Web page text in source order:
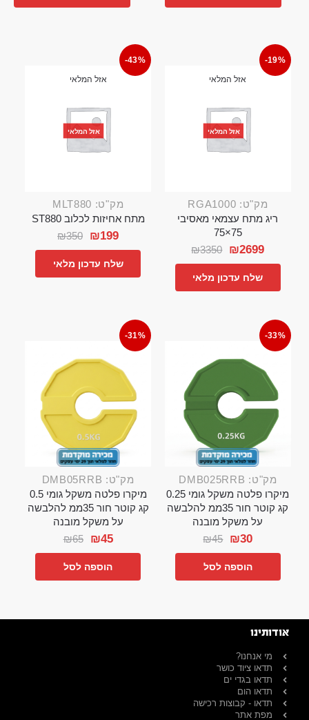
-19%
אזל המלאי
אזל המלאי
מק"ט: RGA1000
ריג מתח עצמאי מאסיבי
75×75
₪3350 ₪2699
שלח עדכון מלאי
-43%
אזל המלאי
אזל המלאי
מק"ט: MLT880
מתח אחיזות לכלוב ST880
₪350 ₪199
שלח עדכון מלאי
-33%
מק"ט: DMB025RRB
מיקרו פלטה משקל גומי 0.25
קג קוטר חור 35ממ להלבשה
על משקל מובנה
₪45 ₪30
הוספה לסל
-31%
מק"ט: DMB05RRB
מיקרו פלטה משקל גומי 0.5
קג קוטר חור 35ממ להלבשה
על משקל מובנה
₪65 ₪45
הוספה לסל
אודותינו
מי אנחנו?
תדאו ציוד כושר
תדאו בגדי ים
תדאו הום
תדאו - קבוצות רכישה
מפת אתר